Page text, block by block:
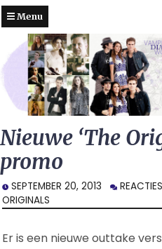
Menu
Nieuwe ‘The
promo
SEPTEMBER 20, 2013
ORIGINALS
Er is een nieuwe outtake